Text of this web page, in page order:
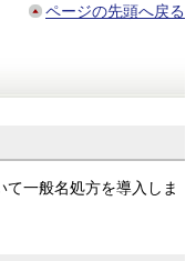
ページの先頭へ戻る
一般名処方を導入しま